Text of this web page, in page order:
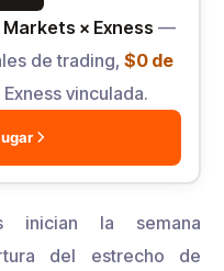
× Exness —
de trading, $0 de
vinculada.
inician la semana
del estrecho de